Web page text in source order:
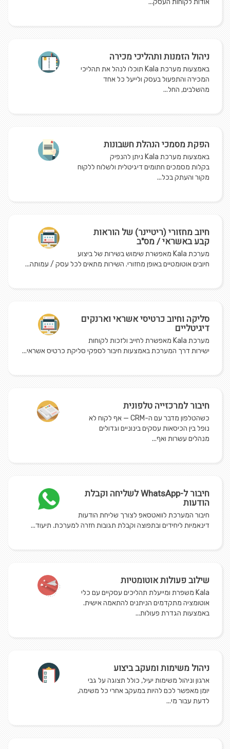
אודות לקוחות העסק...
ניהול הזמנות ותהליכי מכירה
באמצעות מערכת Kala תוכלו לנהל את תהליכי
המכירה והתפעול בעסק ולייעל כל אחד
מהשלבים, החל...
הפקת מסמכי הנהלת חשבונות
באמצעות מערכת Kala ניתן להנפיק
בקלות מסמכים חתומים דיגיטלית ולשלוח ללקוח
מקור והעתק בכל...
חיוב מחזורי (ריטיינר) של הוראות
קבע באשראי / מס"ב
מערכת Kala מאפשרת שימוש בשירות של ביצוע
חיובים אוטומטיים באופן מחזורי. השירות מתאים לכל עסק / עמותה...
סליקה וחיוב כרטיסי אשראי וארנקים
דיגיטליים
מערכת Kala מאפשרת לחייב ולזכות לקוחות
ישירות דרך המערכת באמצעות חיבור לספקי סליקת כרטיס אשראי...
חיבור למרכזייה טלפונית
כשהטלפון מדבר עם ה-CRM — אף לקוח לא
נופל בין הכיסאות עסקים בינוניים וגדולים
מנהלים עשרות ואף...
חיבור ל-WhatsApp לשליחה וקבלת
הודעות
חיבור המערכת לוואטסאפ לצורך שליחת הודעות
דינאמיות ליחידים ובתפוצה וקבלת תגובות חזרה למערכת. תיעוד...
שילוב פעולות אוטומטיות
Kala משפרת ומייעלת תהליכים עסקיים עם כלי
אוטומציה מתקדמים הניתנים להתאמה אישית.
באמצעות הגדרת פעולות...
ניהול משימות ומעקב ביצוע
ארגון וניהול משימות יעיל, כולל תצוגה על גבי
יומן מאפשר לכם להיות במעקב אחרי כל משימה,
לדעת עבור מי...